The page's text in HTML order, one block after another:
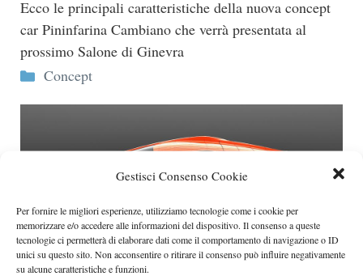
Gestisci Consenso Cookie
Per fornire le migliori esperienze, utilizziamo tecnologie come i cookie per
memorizzare e/o accedere alle informazioni del dispositivo. Il consenso a queste
tecnologie ci permetterà di elaborare dati come il comportamento di navigazione o ID
unici su questo sito. Non acconsentire o ritirare il consenso può influire negativamente
su alcune caratteristiche e funzioni.
Ecco le principali caratteristiche della nuova concept
car Pininfarina Cambiano che verrà presentata al
prossimo Salone di Ginevra
Categorie
Concept